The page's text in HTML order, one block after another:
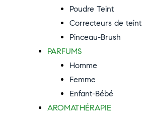
Poudre Teint
Correcteurs de teint
Pinceau-Brush
PARFUMS
Homme
Femme
Enfant-Bébé
AROMATHÉRAPIE